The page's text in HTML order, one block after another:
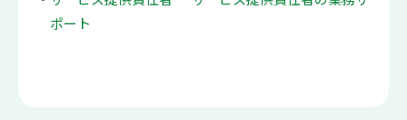
ポート